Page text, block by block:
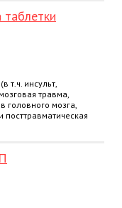
т.ч. инсульт,
травма,
головного мозга,
посттравматическая